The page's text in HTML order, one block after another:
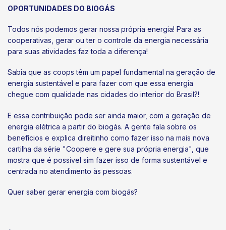
OPORTUNIDADES DO BIOGÁS
Todos nós podemos gerar nossa própria energia! Para as
cooperativas, gerar ou ter o controle da energia necessária
para suas atividades faz toda a diferença!
Sabia que as coops têm um papel fundamental na geração de
energia sustentável e para fazer com que essa energia
chegue com qualidade nas cidades do interior do Brasil?!
E essa contribuição pode ser ainda maior, com a geração de
energia elétrica a partir do biogás. A gente fala sobre os
benefícios e explica direitinho como fazer isso na mais nova
cartilha da série "Coopere e gere sua própria energia", que
mostra que é possível sim fazer isso de forma sustentável e
centrada no atendimento às pessoas.
Quer saber gerar energia com biogás?